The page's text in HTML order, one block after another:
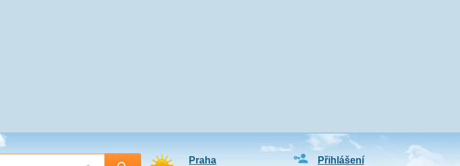
Přihlášení
Praha